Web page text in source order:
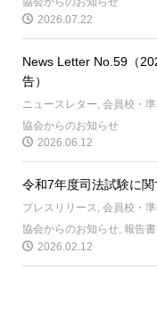
2026.07.22
News Letter No.59（
告）
ニュースレター, 会員校・
協会からのお知らせ
2026.06.12
令和7年度司法試験に
プレスリリース, 会員校・
協会からのお知らせ 報告
2026.02.12